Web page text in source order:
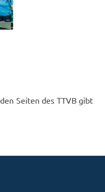
Seiten des TTVB gibt